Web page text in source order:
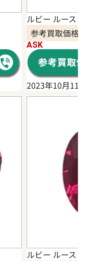
ルビー ルース
参考買取価格
ASK
2023年10月11
ルビー ルース